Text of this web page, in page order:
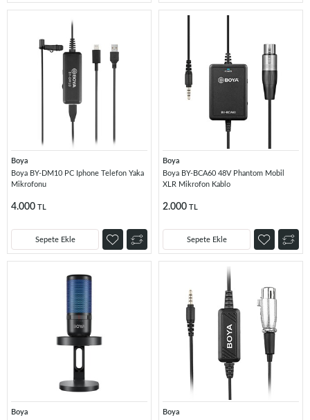
Boya
Boya BY-DM10 PC Iphone Telefon Yaka
Mikrofonu
4.000 TL
Sepete Ekle
Boya
Boya BY-BCA60 48V Phantom Mobil
XLR Mikrofon Kablo
2.000 TL
Sepete Ekle
Boya
Boya